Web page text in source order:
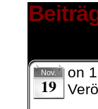
Nov.
19
on